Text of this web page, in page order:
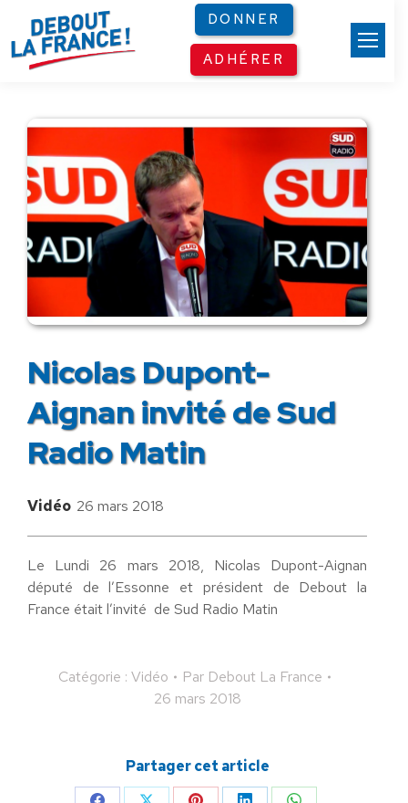
DONNER
ADHÉRER
Nicolas Dupont-
Aignan invité de Sud
Radio Matin
Vidéo 26 mars 2018
Le Lundi 26 mars 2018, Nicolas Dupont-Aignan
député de l’Essonne et président de Debout la
France était l’invité de Sud Radio Matin
Catégorie : Vidéo Par Debout La France
26 mars 2018
Partager cet article
Panneau de gestion des cookies